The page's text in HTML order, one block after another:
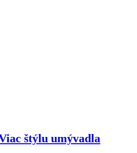
štýlu umývadla